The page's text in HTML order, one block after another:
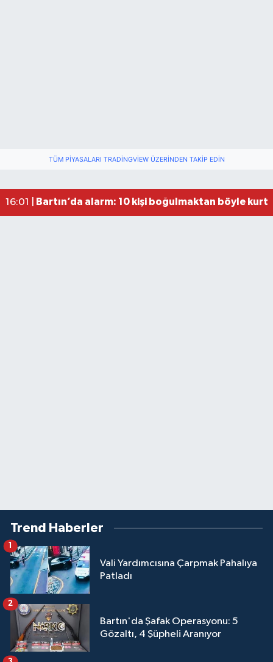
TÜM PIYASALARI TRADINGVIEW ÜZERINDEN TAKIP EDIN
16:01 |
Bartın’da alarm: 10 kişi boğulmaktan böyle
Trend Haberler
Vali Yardımcısına Çarpmak Pahalıya
Patladı
1
Bartın'da Şafak Operasyonu: 5
Gözaltı, 4 Şüpheli Aranıyor
2